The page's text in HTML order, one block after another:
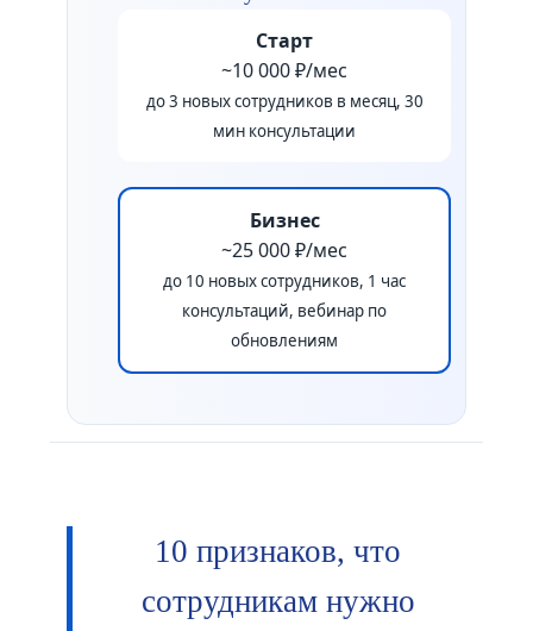
Старт
~10 000 ₽/мес
до 3 новых сотрудников в месяц, 30
мин консультации
Бизнес
~25 000 ₽/мес
до 10 новых сотрудников, 1 час
консультаций, вебинар по
обновлениям
10 признаков, что
сотрудникам нужно